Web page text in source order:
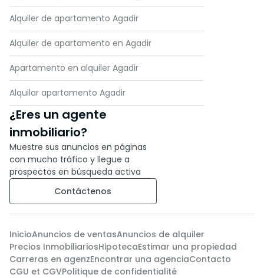
Alquiler de apartamento Agadir
Alquiler de apartamento en Agadir
Apartamento en alquiler Agadir
Alquilar apartamento Agadir
¿Eres un agente
inmobiliario?
Muestre sus anuncios en páginas
con mucho tráfico y llegue a
prospectos en búsqueda activa
Contáctenos
InicioAnuncios de ventasAnuncios de alquiler
Precios InmobiliariosHipotecaEstimar una propiedad
Carreras en agenzEncontrar una agenciaContacto
CGU et CGVPolitique de confidentialité